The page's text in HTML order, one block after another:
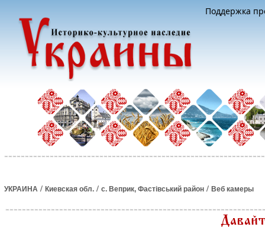
Поддержка
УКРАИНА / Киевская обл. / с. Веприк, Фастівський район / Веб камеры